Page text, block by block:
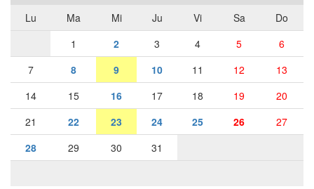
Lu
Ma Mi Ju Vi Sa
Do
1
2 3 4 5
6
7
8 9 10 11 12
13
14
15 16 17 18 19
20
21
22 23 24 25 26
27
28
29 30 31